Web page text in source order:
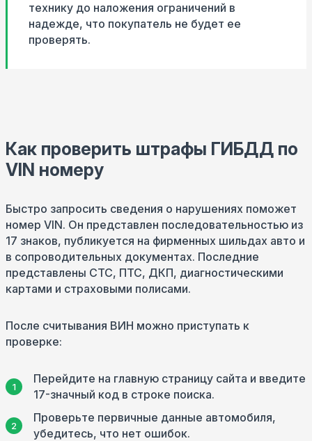
технику до наложения ограничений в
надежде, что покупатель не будет ее
проверять.
Как проверить штрафы ГИБДД по
VIN номеру
Быстро запросить сведения о нарушениях поможет
номер VIN. Он представлен последовательностью из
17 знаков, публикуется на фирменных шильдах авто и
в сопроводительных документах. Последние
представлены СТС, ПТС, ДКП, диагностическими
картами и страховыми полисами.
После считывания ВИН можно приступать к
проверке:
Перейдите на главную страницу сайта и введите
17-значный код в строке поиска.
Проверьте первичные данные автомобиля,
убедитесь, что нет ошибок.